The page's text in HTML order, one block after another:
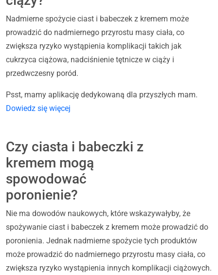
Nadmierne spożycie ciast i babeczek z kremem może
prowadzić do nadmiernego przyrostu masy ciała, co
zwiększa ryzyko wystąpienia komplikacji takich jak
cukrzyca ciążowa, nadciśnienie tętnicze w ciąży i
przedwczesny poród.
Psst, mamy aplikację dedykowaną dla przyszłych mam.
Dowiedz się więcej
Czy ciasta i babeczki z
kremem mogą
spowodować
poronienie?
Nie ma dowodów naukowych, które wskazywałyby, że
spożywanie ciast i babeczek z kremem może prowadzić do
poronienia. Jednak nadmierne spożycie tych produktów
może prowadzić do nadmiernego przyrostu masy ciała, co
zwiększa ryzyko wystąpienia innych komplikacji ciążowych.